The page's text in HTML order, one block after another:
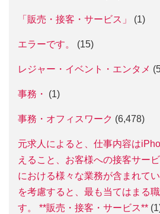
「販売・接客・サービス」 (1)
エラーです。 (15)
レジャー・イベント・エンタメ
事務・ (1)
事務・オフィスワーク (6,478)
元求人によると、仕事内容は
えること、お客様への接客サー
における様々な業務が含まれて
を考慮すると、最も当てはまる
す。 **販売・接客・サービス**